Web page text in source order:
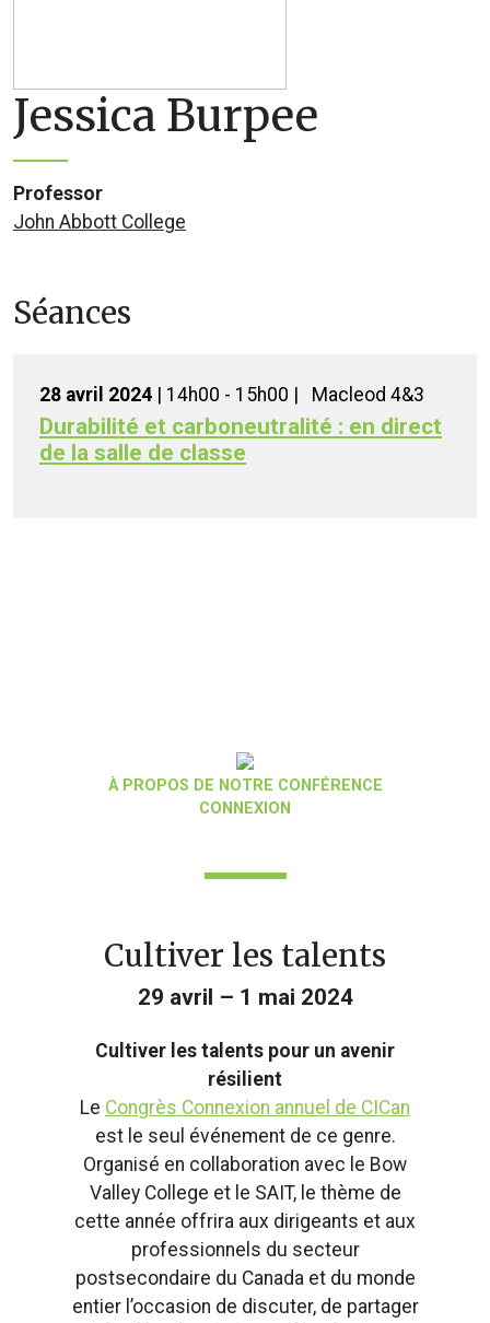
Jessica Burpee
Professor
John Abbott College
Séances
28 avril 2024 | 14h00 - 15h00 | Macleod 4&3
Durabilité et carboneutralité : en direct
de la salle de classe
À PROPOS DE NOTRE CONFÉRENCE
CONNEXION
Cultiver les talents
29 avril – 1 mai 2024
Cultiver les talents pour un avenir
résilient
Le Congrès Connexion annuel de CICan
est le seul événement de ce genre.
Organisé en collaboration avec le Bow
Valley College et le SAIT, le thème de
cette année offrira aux dirigeants et aux
professionnels du secteur
postsecondaire du Canada et du monde
entier l’occasion de discuter, de partager